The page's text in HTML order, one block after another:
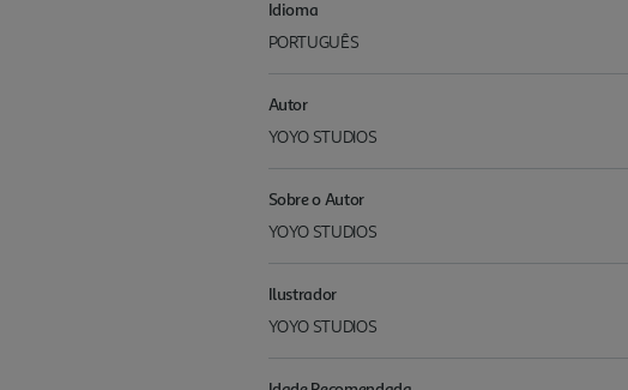
Idioma
PORTUGUÊS
Autor
YOYO STUDIOS
Sobre o Autor
YOYO STUDIOS
Ilustrador
YOYO STUDIOS